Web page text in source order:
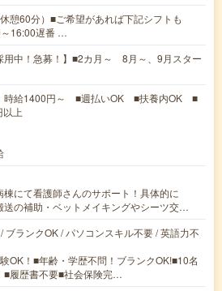
憩60分）■ご希望があれば下記シフトも
16:00遅番 …
用中！急募！】■2カ月～ 8月～、9月スター
時給1400円～ ■週払いOK ■扶養内OK ■
以上
にて看護師さんのサポート！具体的に
送の補助・ベットメイキングやシーツ交…
ブランクOK / パソコンスキル不要 / 英語力不
OK！■年齢・学歴不問！ブランクOK!■10名
■履歴書不要■社会保険完…